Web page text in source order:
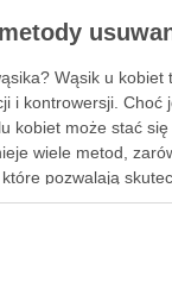
Wąsik u kobiet
i kontrowersji. Choć
kobiet może stać się
wiele metod,
pozwalają
Każda z